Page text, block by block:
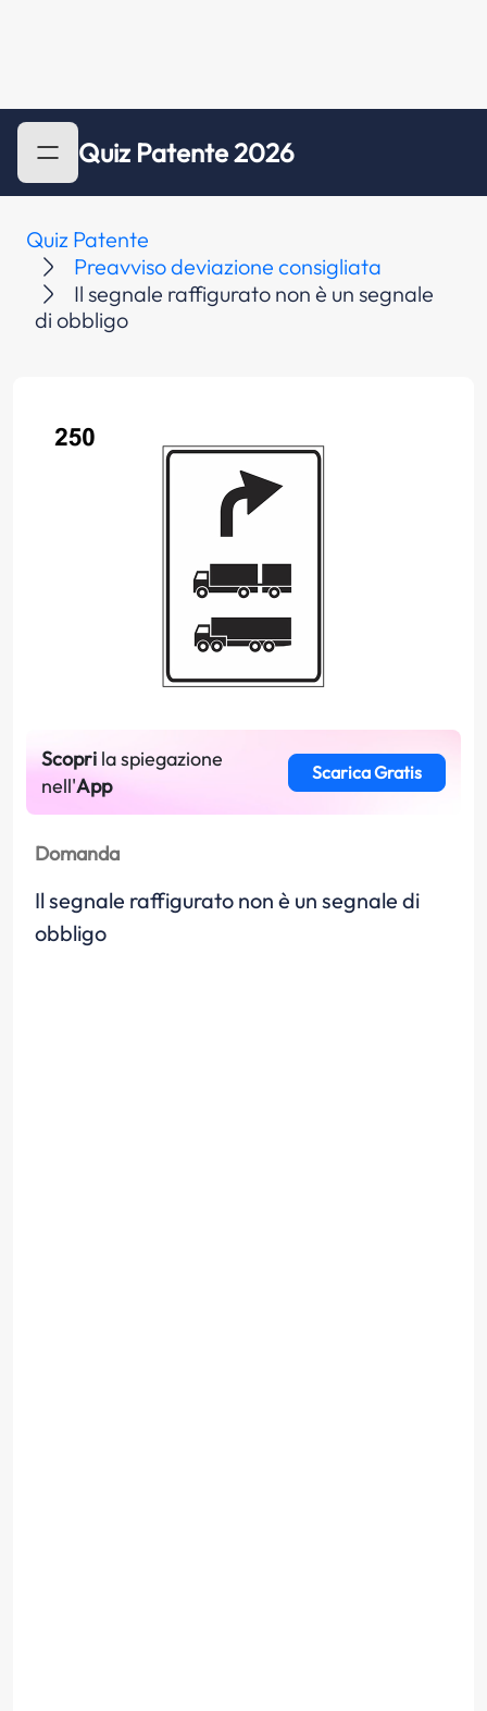
Quiz Patente 2026
Quiz Patente
Preavviso deviazione consigliata
Il segnale raffigurato non è un segnale
di obbligo
Scopri la spiegazione
nell'App
Scarica Gratis
Domanda
Il segnale raffigurato non è un segnale di
obbligo